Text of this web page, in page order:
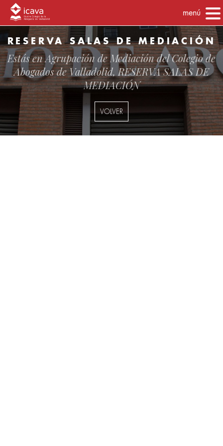
menú
RESERVA SALAS DE MEDIACIÓN
Estás enAgrupación de Mediación del Colegio de
Abogados de Valladolid, RESERVA SALAS DE
MEDIACIÓN
VOLVER